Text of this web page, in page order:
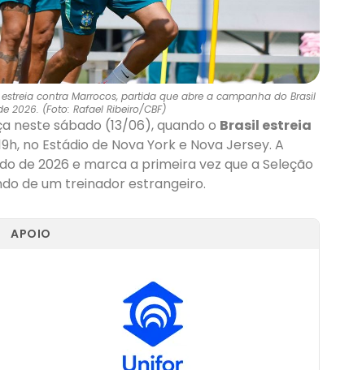
contra Marrocos, partida que abre a campanha do Brasil
2026. (Foto: Rafael Ribeiro/CBF)
neste sábado (13/06), quando o Brasil estreia
no Estádio de Nova York e Nova Jersey. A
de 2026 e marca a primeira vez que a Seleção
de um treinador estrangeiro.
APOIO